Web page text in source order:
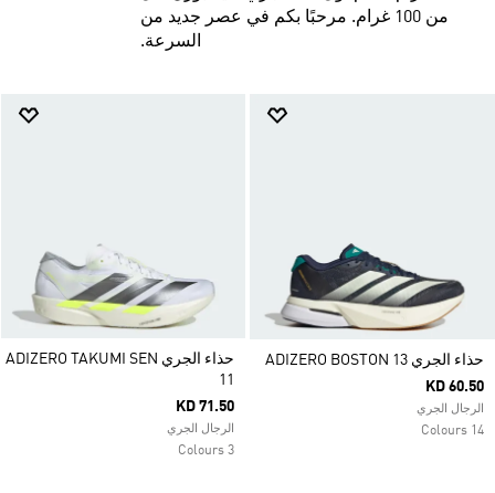
من 100 غرام. مرحبًا بكم في عصر جديد من
السرعة.
حذاء الجري ADIZERO BOSTON 13
KD 60.50
الرجال الجري
14 Colours
حذاء الجري ADIZERO TAKUMI SEN
11
KD 71.50
الرجال الجري
3 Colours